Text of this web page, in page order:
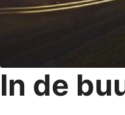
In de